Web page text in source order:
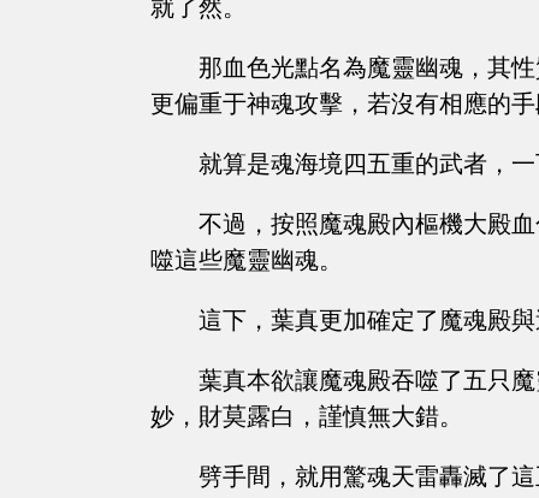
就了然。
那血色光點名為魔靈幽魂，其
更偏重于神魂攻擊，若沒有相應的
就算是魂海境四五重的武者，
不過，按照魔魂殿內樞機大殿
噬這些魔靈幽魂。
這下，葉真更加確定了魔魂殿
葉真本欲讓魔魂殿吞噬了五只
妙，財莫露白，謹慎無大錯。
劈手間，就用驚魂天雷轟滅了